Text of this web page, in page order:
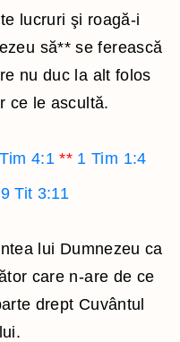
lucruri şi roagă-i
să** se ferească
nu duc la alt folos
ce le ascultă.
4:1 ** 1 Tim 1:4
Tit 3:11
lui Dumnezeu ca
care n-are de ce
drept Cuvântul